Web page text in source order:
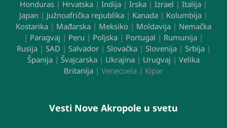
Honduras | Hrvatska | Indija | Irska | Izrael | Italija |
Japan | Južnoafrička republika | Kanada | Kolumbija |
Kostarika | Mađarska | Meksiko | Moldavija | Nemačka
| Paragvaj | Peru | Poljska | Portugal | Rumunija |
Rusija| SAD | Salvador| Slovačka| Slovenija| Srbija|
Španija | Švajcarska | Ukrajina | Urugvaj | Velika
Britanija | Venecuela | Kipar
Vesti Nove Akropole u svetu